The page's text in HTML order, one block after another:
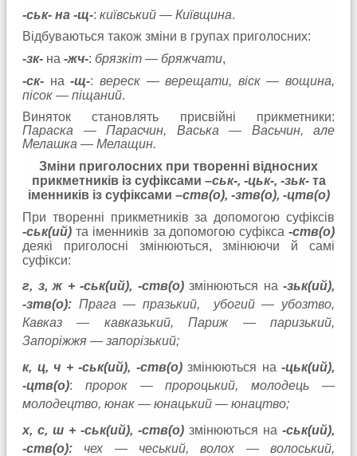
-ськ- на -щ-: київський — Київщина.
Відбуваються також зміни в групах приголосних:
-зк- на -жч-: брязкіт — бряжчати,
-ск- на-щ-: вереск — верещати, віск — вощина,
пісок — піщаний.
Виняток становлять присвійні прикметники:
Параска — Парасчин, Васька — Васьчин, але
Мелашка — Мелащин.
Зміни приголосних при творенні відносних
прикметників із суфіксами –ськ-, -цьк-, -зьк- та
іменників із суфіксами –ств(о), -зтв(о), -цтв(о)
При творенні прикметників за допомогою суфіксів
-ськ(ий) та іменників за допомогою суфікса -ств(о)
деякі приголосні змінюються, змінюючи й самі
суфікси:
г, з, ж + -ськ(ий), -ств(о)змінюються на -зьк(ий),
-зтв(о): Прага — празький, убогий — убозтво,
Кавказ — кавказький, Париж — паризький,
Запоріжжя — запорізький;
к, ц, ч + -ськ(ий), -ств(о)змінюються на -цьк(ий),
-цтв(о): пророк — пророцький, молодець —
молодецтво, юнак — юнацький — юнацтво;
х, с, ш + -ськ(ий), -ств(о) змінюються на -ськ(ий),
-ств(о): чех — чеський, волох — волоський,